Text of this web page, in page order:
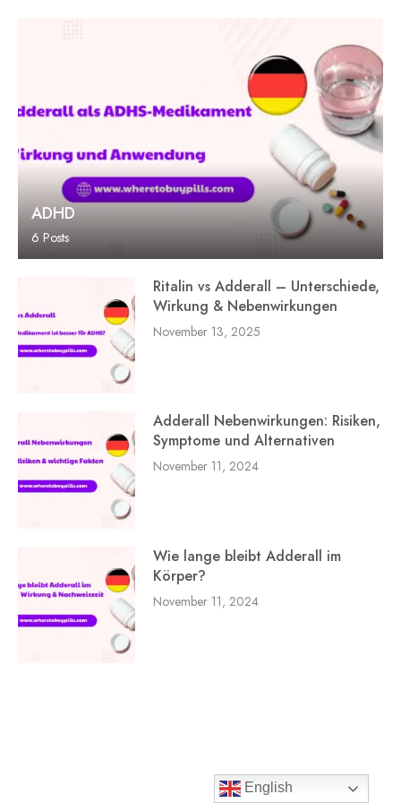
ADHD
6 Posts
Ritalin vs Adderall – Unterschiede,
Wirkung & Nebenwirkungen
November 13, 2025
Adderall Nebenwirkungen: Risiken,
Symptome und Alternativen
November 11, 2024
Wie lange bleibt Adderall im
Körper?
November 11, 2024
English